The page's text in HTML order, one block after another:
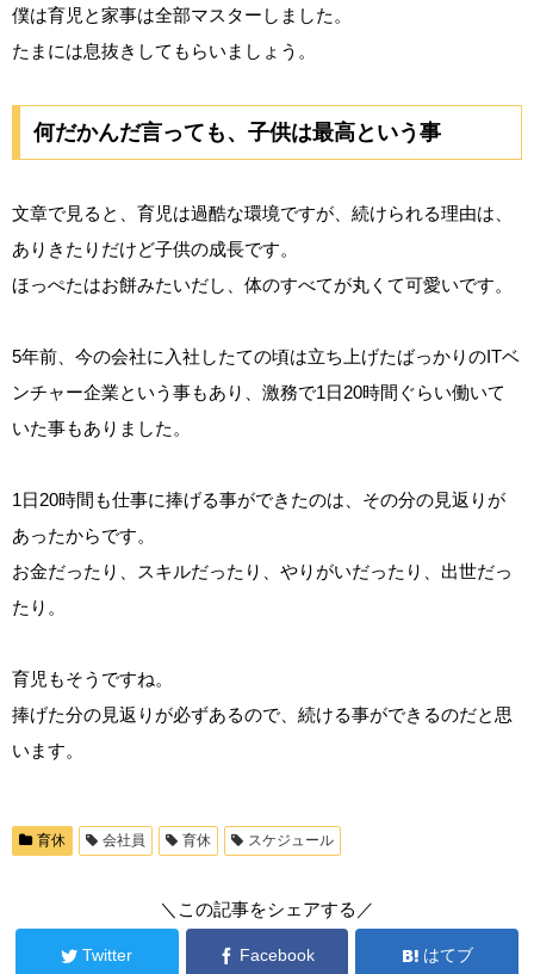
僕は育児と家事は全部マスターしました。
たまには息抜きしてもらいましょう。
何だかんだ言っても、子供は最高という事
文章で見ると、育児は過酷な環境ですが、続けられる理由は、
ありきたりだけど子供の成長です。
ほっぺたはお餅みたいだし、体のすべてが丸くて可愛いです。
5年前、今の会社に入社したての頃は立ち上げたばっかりのITベ
ンチャー企業という事もあり、激務で1日20時間ぐらい働いて
いた事もありました。
1日20時間も仕事に捧げる事ができたのは、その分の見返りが
あったからです。
お金だったり、スキルだったり、やりがいだったり、出世だっ
たり。
育児もそうですね。
捧げた分の見返りが必ずあるので、続ける事ができるのだと思
います。
育休 会社員 育休 スケジュール
＼この記事をシェアする／
Twitter Facebook はてブ